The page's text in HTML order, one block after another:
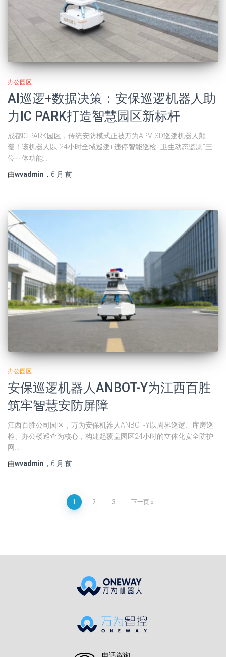
办公园区
AI巡逻+数据决策：安保巡逻机器人助
力IC PARK打造智慧园区新标杆
成都IC PARK园区，传统安防模式正被万为APV-SD巡逻机器人颠
覆！该机器人以“24小时全域巡逻+违停智能巡检+卫生动态监测”三
位一体功能…
由wvadmin ， 6 月 前
办公园区
安保巡逻机器人ANBOT-Y为江西百胜
筑牢智慧安防屏障
江西百胜公司园区，万为安保机器人ANBOT-Y以周界巡逻、库房巡
检、办公楼巡查为核心，构建起覆盖园区24小时的立体化安全防护
网…
由wvadmin ， 6 月 前
1 2 3 下一页